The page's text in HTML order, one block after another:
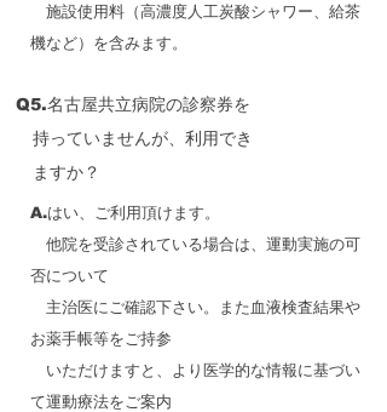
施設使用料（高濃度人工炭酸シャワー、給茶
機など）を含みます。
Q5.名古屋共立病院の診察券を
持っていませんが、利用でき
ますか？
A.はい、ご利用頂けます。
他院を受診されている場合は、運動実施の可
否について
主治医にご確認下さい。また血液検査結果や
お薬手帳等をご持参
いただけますと、より医学的な情報に基づい
て運動療法をご案内